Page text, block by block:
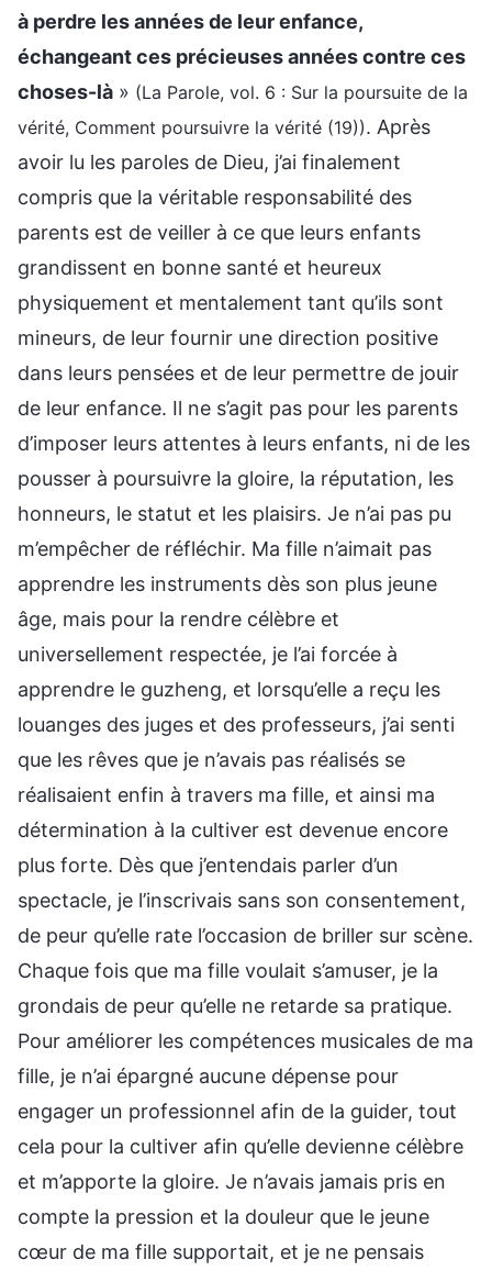
à perdre les années de leur enfance,
échangeant ces précieuses années contre ces
choses-là » (La Parole, vol. 6 : Sur la poursuite de la
vérité, Comment poursuivre la vérité (19)). Après
avoir lu les paroles de Dieu, j’ai finalement
compris que la véritable responsabilité des
parents est de veiller à ce que leurs enfants
grandissent en bonne santé et heureux
physiquement et mentalement tant qu’ils sont
mineurs, de leur fournir une direction positive
dans leurs pensées et de leur permettre de jouir
de leur enfance. Il ne s’agit pas pour les parents
d’imposer leurs attentes à leurs enfants, ni de les
pousser à poursuivre la gloire, la réputation, les
honneurs, le statut et les plaisirs. Je n’ai pas pu
m’empêcher de réfléchir. Ma fille n’aimait pas
apprendre les instruments dès son plus jeune
âge, mais pour la rendre célèbre et
universellement respectée, je l’ai forcée à
apprendre le guzheng, et lorsqu’elle a reçu les
louanges des juges et des professeurs, j’ai senti
que les rêves que je n’avais pas réalisés se
réalisaient enfin à travers ma fille, et ainsi ma
détermination à la cultiver est devenue encore
plus forte. Dès que j’entendais parler d’un
spectacle, je l’inscrivais sans son consentement,
de peur qu’elle rate l’occasion de briller sur scène.
Chaque fois que ma fille voulait s’amuser, je la
grondais de peur qu’elle ne retarde sa pratique.
Pour améliorer les compétences musicales de ma
fille, je n’ai épargné aucune dépense pour
engager un professionnel afin de la guider, tout
cela pour la cultiver afin qu’elle devienne célèbre
et m’apporte la gloire. Je n’avais jamais pris en
compte la pression et la douleur que le jeune
cœur de ma fille supportait, et je ne pensais